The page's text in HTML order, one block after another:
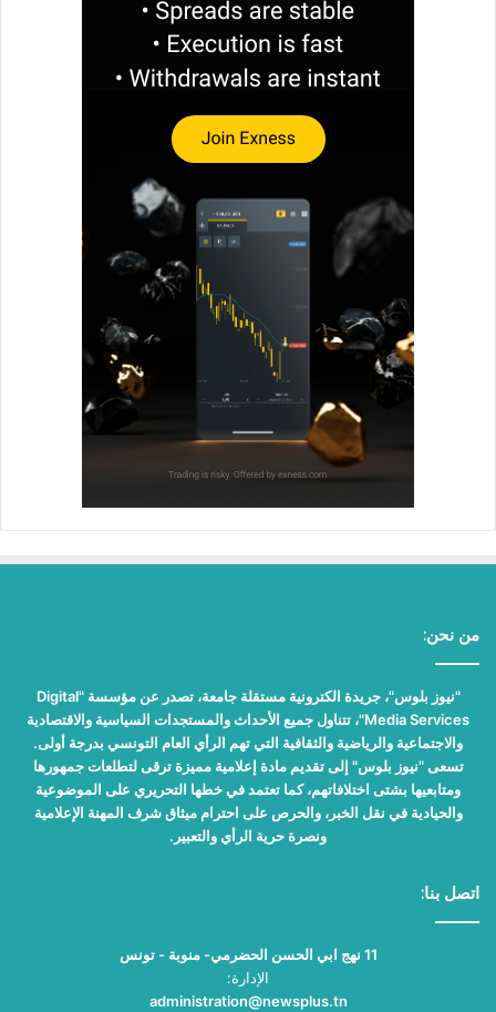
من نحن:
"نيوز بلوس"، جريدة الكترونية مستقلة جامعة، تصدر عن مؤسسة "Digital
Media Services"، تتناول جميع الأحداث والمستجدات السياسية والاقتصادية
والاجتماعية والرياضية والثقافية التي تهم الرأي العام التونسي بدرجة أولى.
تسعى "نيوز بلوس" إلى تقديم مادة إعلامية مميزة ترقى لتطلعات جمهورها
ومتابعيها بشتى اختلافاتهم، كما تعتمد في خطها التحريري على الموضوعية
والحيادية في نقل الخبر، والحرص على احترام ميثاق شرف المهنة الإعلامية
ونصرة حرية الرأي والتعبير.
اتصل بنا:
11 نهج ابي الحسن الحضرمي- منوبة - تونس
الإدارة:
administration@newsplus.tn